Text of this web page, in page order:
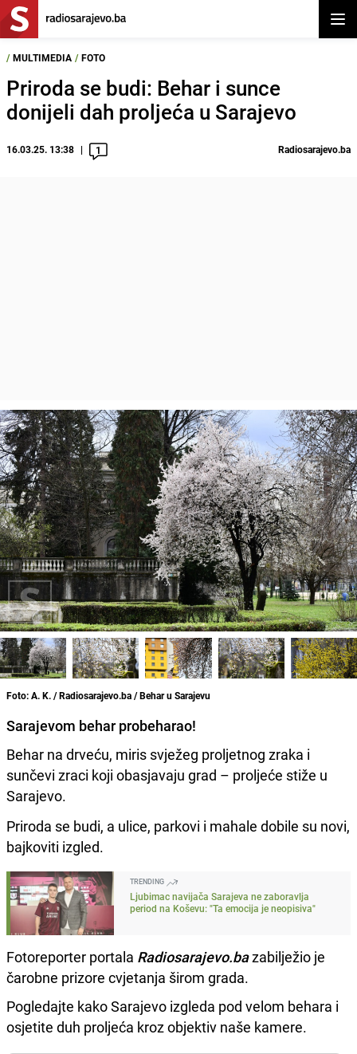
/ MULTIMEDIA / FOTO
Priroda se budi: Behar i sunce
donijeli dah proljeća u Sarajevo
16.03.25. 13:38 1 Radiosarajevo.ba
Foto: A. K. / Radiosarajevo.ba / Behar u Sarajevu
Sarajevom behar probeharao!
Behar na drveću, miris svježeg proljetnog zraka i
sunčevi zraci koji obasjavaju grad – proljeće stiže u
Sarajevo.
Priroda se budi, a ulice, parkovi i mahale dobile su novi,
bajkoviti izgled.
TRENDING
Ljubimac navijača Sarajeva ne zaboravlja
period na Koševu: "Ta emocija je neopisiva"
Fotoreporter portala Radiosarajevo.bazabilježio je
čarobne prizore cvjetanja širom grada.
Pogledajte kako Sarajevo izgleda pod velom behara i
osjetite duh proljeća kroz objektiv naše kamere.